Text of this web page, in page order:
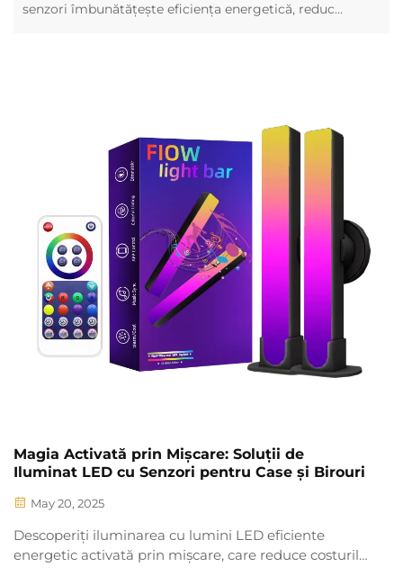
senzori îmbunătățește eficiența energetică, reduc
Magia Activată prin Mișcare: Soluții de
Iluminat LED cu Senzori pentru Case și Birouri
May 20, 2025
Descoperiți iluminarea cu lumini LED eficiente
energetic activată prin mișcare, care reduce costurile